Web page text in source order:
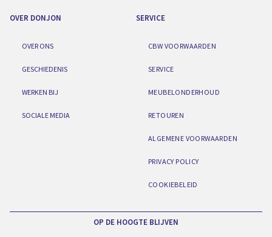
OVER DONJON
OVER ONS
GESCHIEDENIS
WERKEN BIJ
SOCIALE MEDIA
SERVICE
CBW VOORWAARDEN
SERVICE
MEUBELONDERHOUD
RETOUREN
ALGEMENE VOORWAARDEN
PRIVACY POLICY
COOKIEBELEID
OP DE HOOGTE BLIJVEN